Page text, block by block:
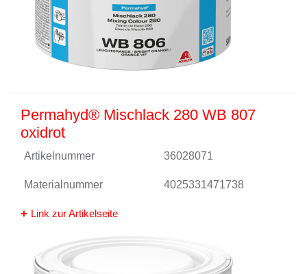
Permahyd® Mischlack 280 WB 807
oxidrot
Artikelnummer 36028071
Materialnummer 4025331471738
Link zur Artikelseite